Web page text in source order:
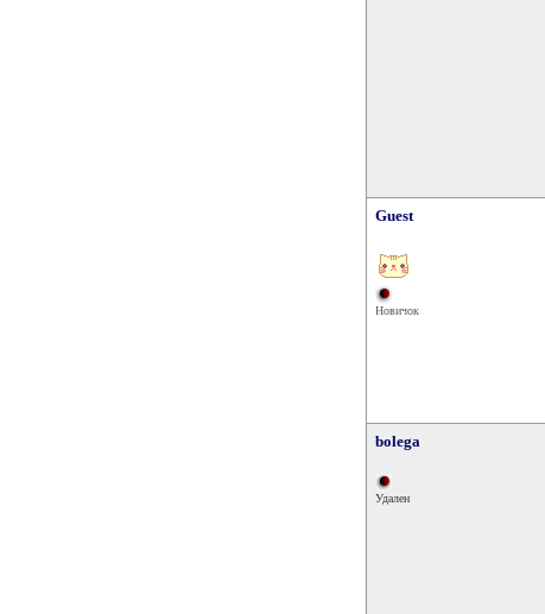
Guest
Новичок
bolega
Удален